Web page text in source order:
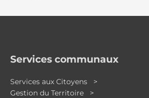
Services communaux
Services aux Citoyens >
Gestion du Territoire >